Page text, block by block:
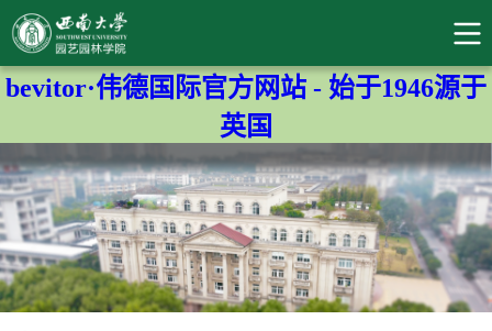
bevitor·伟德国际官方网站 - 始于1946源于
英国